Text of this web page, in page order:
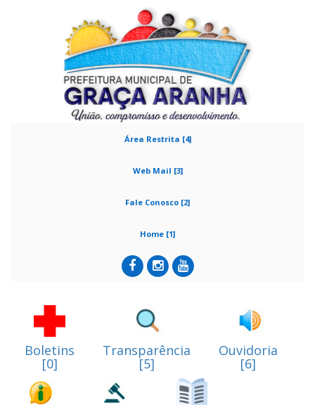
Área Restrita [4]
Web Mail [3]
Fale Conosco [2]
Home [1]
Boletins
[0]
Transparência
[5]
Ouvidoria
[6]